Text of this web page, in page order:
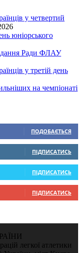
у четвертий
юніорського
Ради ФЛАУ
у третій день
на чемпіонаті
ПОДОБАЄТЬСЯ
ПІДПИСАТИСЬ
ПІДПИСАТИСЬ
ПІДПИСАТИСЬ
легкої атлетики